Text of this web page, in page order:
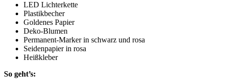
LED Lichterkette
Plastikbecher
Goldenes Papier
Deko-Blumen
Permanent-Marker in schwarz und rosa
Seidenpapier in rosa
Heißkleber
So geht’s: